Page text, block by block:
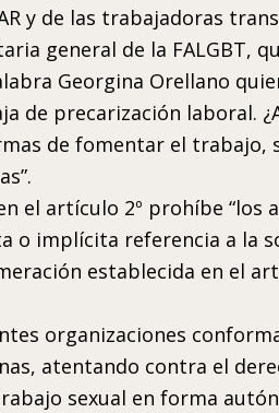
y de las trabajadoras
general de la
Georgina Orellano
de precarización laboral.
de fomentar el
el artículo 2º prohíbe
o implícita referencia a la
establecida en el
organizaciones
atentando contra el
sexual en forma